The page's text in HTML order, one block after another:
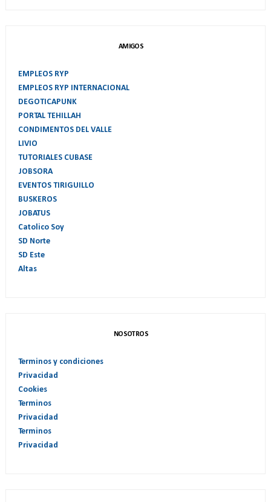
AMIGOS
EMPLEOS RYP
EMPLEOS RYP INTERNACIONAL
DEGOTICAPUNK
PORTAL TEHILLAH
CONDIMENTOS DEL VALLE
LIVIO
TUTORIALES CUBASE
JOBSORA
EVENTOS TIRIGUILLO
BUSKEROS
JOBATUS
Catolico Soy
SD Norte
SD Este
Altas
NOSOTROS
Terminos y condiciones
Privacidad
Cookies
Terminos
Privacidad
Terminos
Privacidad